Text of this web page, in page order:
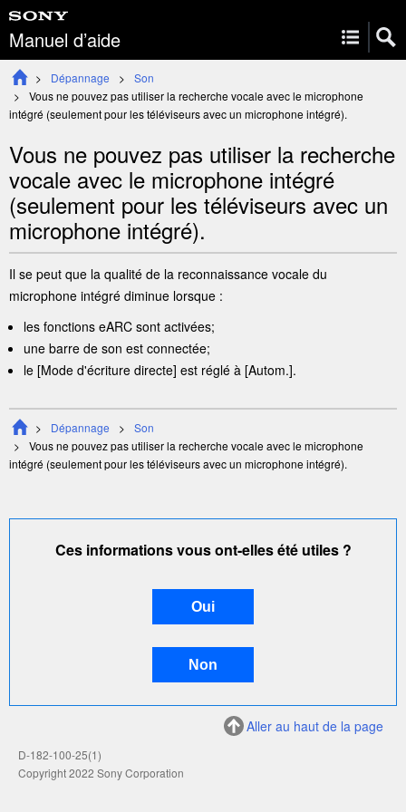
Manuel d’aide
Dépannage
Son
Vous ne pouvez pas utiliser la recherche vocale avec le microphone
intégré (seulement pour les téléviseurs avec un microphone intégré).
Vous ne pouvez pas utiliser la recherche
vocale avec le microphone intégré
(seulement pour les téléviseurs avec un
microphone intégré).
Il se peut que la qualité de la reconnaissance vocale du
microphone intégré diminue lorsque :
les fonctions eARC sont activées;
une barre de son est connectée;
le [Mode d'écriture directe] est réglé à [Autom.].
Dépannage
Son
Vous ne pouvez pas utiliser la recherche vocale avec le microphone
intégré (seulement pour les téléviseurs avec un microphone intégré).
Ces informations vous ont-elles été utiles ?
Aller au haut de la page
D-182-100-25(1)
Copyright 2022 Sony Corporation